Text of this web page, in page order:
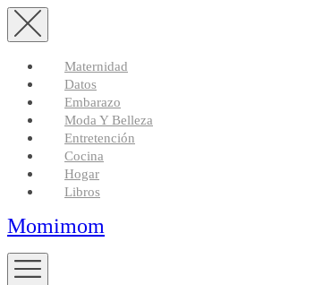
Maternidad
Datos
Embarazo
Moda Y Belleza
Entretención
Cocina
Hogar
Libros
Momimom